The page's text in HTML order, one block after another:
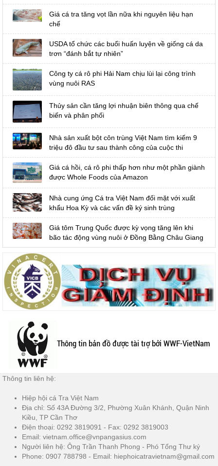
Giá cá tra tăng vọt lần nữa khi nguyên liệu hạn
chế
USDA tổ chức các buổi huấn luyện về giống cá da
trơn “đánh bắt tự nhiên”
Công ty cá rô phi Hải Nam chịu lùi lại công trình
vùng nuôi RAS
Thủy sản cần tăng lợi nhuận biên thông qua chế
biến và phân phối
Nhà sản xuất bột côn trùng Việt Nam tìm kiếm 9
triệu đô đầu tư sau thành công của cuộc thi
Giá cá hồi, cá rô phi thấp hơn như một phần giành
được Whole Foods của Amazon
Nhà cung ứng Cá tra Việt Nam đối mặt với xuất
khẩu Hoa Kỳ và các vấn đề ký sinh trùng
Giá tôm Trung Quốc được kỳ vọng tăng lên khi
bão tác động vùng nuôi ở Đồng Bằng Châu Giang
Thông tin bản đồ được tài trợ bởi WWF-VietNam
Thông tin liên hệ:
Hiệp hội cá Tra Việt Nam
Địa chỉ: Số 43A Đường 3/2, Phường Xuân Khánh, Quận Ninh
Kiều, TP Cần Thơ
Điện thoại: 0292 3819091 - Fax: 0292 3819003
Email: vietnam.office@vnpangasius.com
Người liên hệ: Ông Trần Thanh Phong - Phó Tổng Thư ký
Phone: 0907 788798 - Email: hiephoicatravietnam@gmail.com